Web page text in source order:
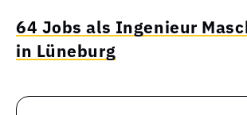
64 Jobs als Ingenieur
in Lüneburg